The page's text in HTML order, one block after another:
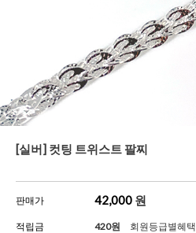
[실버] 컷팅 트위스트 팔찌
판매가 42,000 원
적립금 420원 회원등급별혜택